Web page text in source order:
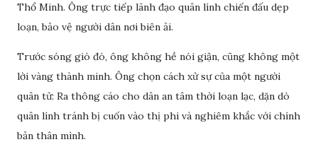
Thổ Minh. Ông trực tiếp lãnh đạo quân lính chiến đấu dẹp
loạn, bảo vệ người dân nơi biên ải.
Trước sóng gió đó, ông không hề nói giận, cũng không một
lời vàng thành minh. Ông chọn cách xử sự của một người
quân tử: Ra thông cáo cho dân an tâm thời loạn lạc, dặn dò
quân lính tránh bị cuốn vào thị phi và nghiêm khắc với chính
bản thân mình.